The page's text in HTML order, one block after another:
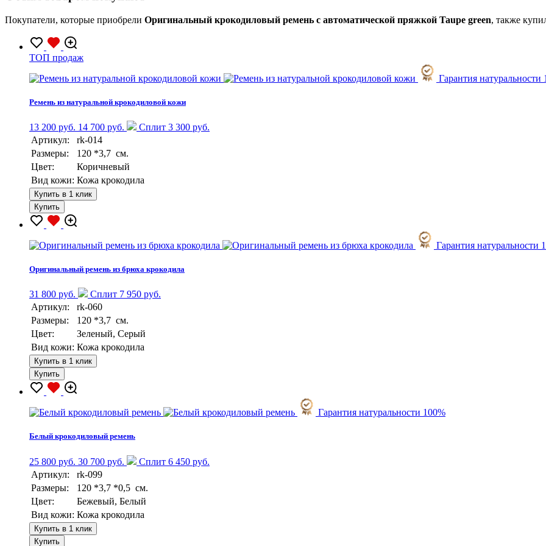
Покупатели, которые приобрели Оригинальный крокодиловый ремень с автоматической пряжкой Taupe green, также
TOП продаж
Гарантия натуральности
Ремень из натуральной крокодиловой кожи
13 200 руб. 14 700 руб.
Сплит 3 300 руб.
Артикул:
rk-014
Размеры:
120 *3,7 см.
Цвет:
Коричневый
Вид кожи: Кожа крокодила
Купить в 1 клик
Купить
Гарантия натуральности
Оригинальный ремень из брюха крокодила
31 800 руб.
Сплит 7 950 руб.
Артикул:
rk-060
Размеры:
120 *3,7 см.
Цвет:
Зеленый, Серый
Вид кожи: Кожа крокодила
Купить в 1 клик
Купить
Гарантия натуральности 100%
Белый крокодиловый ремень
25 800 руб. 30 700 руб.
Сплит 6 450 руб.
Артикул:
rk-099
Размеры:
120 *3,7 *0,5 см.
Цвет:
Бежевый, Белый
Вид кожи: Кожа крокодила
Купить в 1 клик
Купить